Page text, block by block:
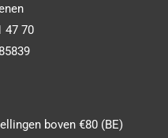
47 70
boven €80 (BE)